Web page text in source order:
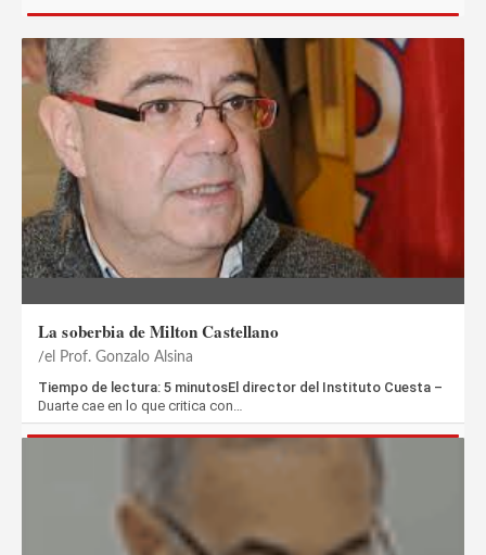
La soberbia de Milton Castellano
el Prof. Gonzalo Alsina
Tiempo de lectura: 5 minutosEl director del Instituto Cuesta –
Duarte cae en lo que critica con…